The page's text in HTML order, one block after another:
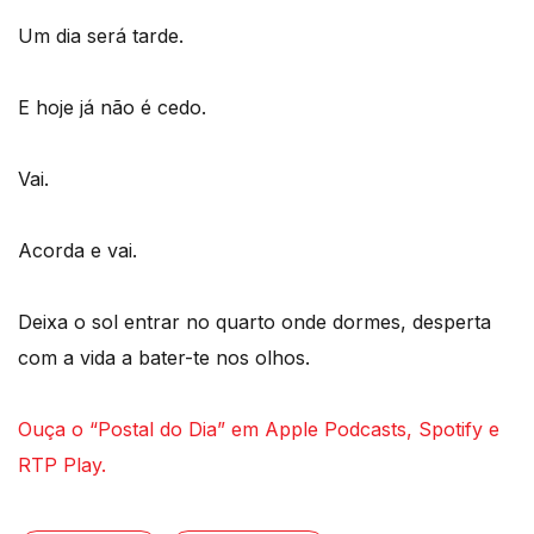
Um dia será tarde.
E hoje já não é cedo.
Vai.
Acorda e vai.
Deixa o sol entrar no quarto onde dormes, desperta
com a vida a bater-te nos olhos.
Ouça o “Postal do Dia” em Apple Podcasts, Spotify e
RTP Play.